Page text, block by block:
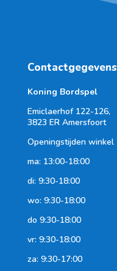
Contactgegevens
Koning Bordspel
Emiclaerhof 122-126,
3823 ER Amersfoort
Openingstijden winkel
ma: 13:00-18:00
di: 9:30-18:00
wo: 9:30-18:00
do 9:30-18:00
vr: 9:30-18:00
za: 9:30-17:00